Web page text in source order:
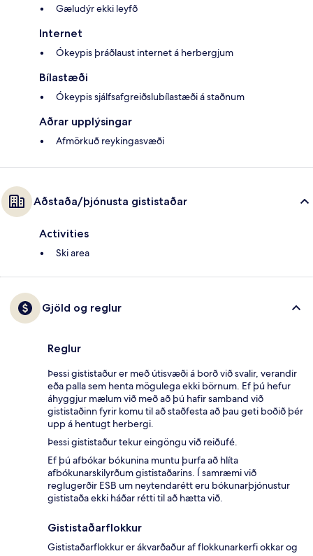
Gæludýr ekki leyfð
Internet
Ókeypis þráðlaust internet á herbergjum
Bílastæði
Ókeypis sjálfsafgreiðslubílastæði á staðnum
Aðrar upplýsingar
Afmörkuð reykingasvæði
Aðstaða/þjónusta gististaðar
Activities
Ski area
Gjöld og reglur
Reglur
Þessi gististaður er með útisvæði á borð við svalir, verandir
eða palla sem henta mögulega ekki börnum. Ef þú hefur
áhyggjur mælum við með að þú hafir samband við
gististaðinn fyrir komu til að staðfesta að þau geti boðið þér
upp á hentugt herbergi.
Þessi gististaður tekur eingöngu við reiðufé.
Ef þú afbókar bókunina muntu þurfa að hlíta
afbókunarskilyrðum gististaðarins. Í samræmi við
reglugerðir ESB um neytendarétt eru bókunarþjónustur
gististaða ekki háðar rétti til að hætta við.
Gististaðarflokkur
Gististaðarflokkur er ákvarðaður af flokkunarkerfi okkar og